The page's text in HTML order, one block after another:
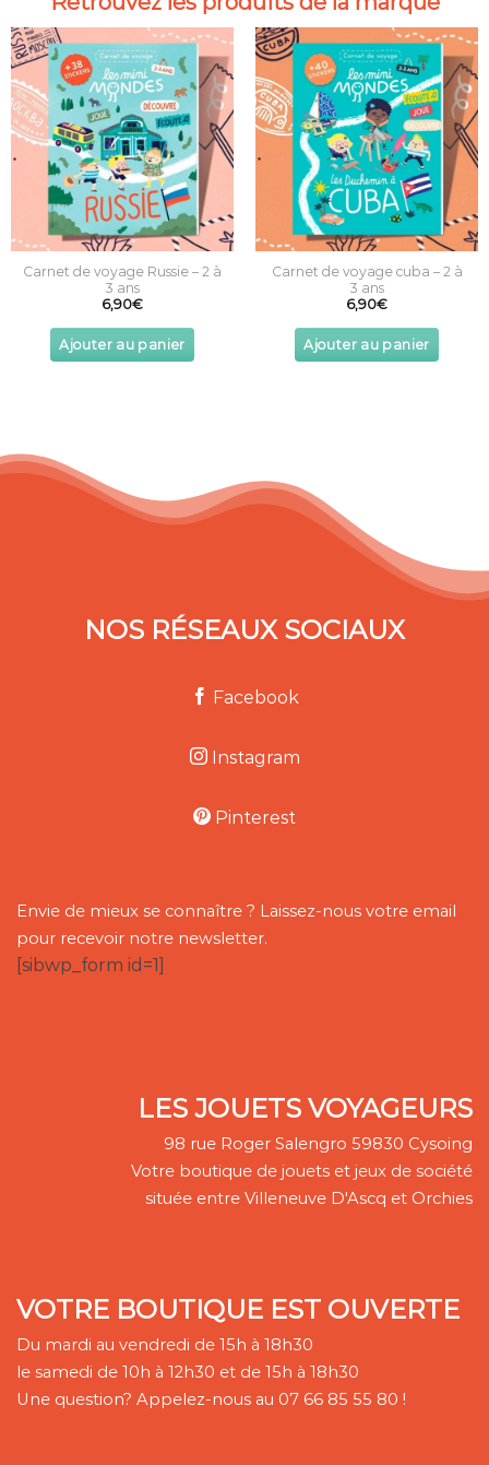
Carnet de voyage Russie – 2 à
3 ans
6,90€
Ajouter au panier
Carnet de voyage cuba – 2 à
3 ans
6,90€
Ajouter au panier
NOS RÉSEAUX SOCIAUX
Facebook
Instagram
Pinterest
Envie de mieux se connaître ? Laissez-nous votre email
pour recevoir notre newsletter.
[sibwp_form id=1]
LES JOUETS VOYAGEURS
98 rue Roger Salengro 59830 Cysoing
Votre boutique de jouets et jeux de société
située entre Villeneuve D'Ascq et Orchies
VOTRE BOUTIQUE EST OUVERTE
Du mardi au vendredi de 15h à 18h30
le samedi de 10h à 12h30 et de 15h à 18h30
Une question? Appelez-nous au 07 66 85 55 80 !